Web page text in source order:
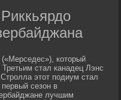
который
стал канадец Лэнс
этот подиум стал
сезон в
лучшим